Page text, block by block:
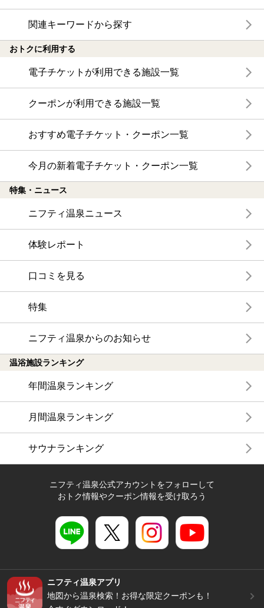
関連キーワードから探す
おトクに利用する
電子チケットが利用できる施設一覧
クーポンが利用できる施設一覧
おすすめ電子チケット・クーポン一覧
今月の新着電子チケット・クーポン一覧
特集・ニュース
ニフティ温泉ニュース
体験レポート
口コミを見る
特集
ニフティ温泉からのお知らせ
温浴施設ランキング
年間温泉ランキング
月間温泉ランキング
サウナランキング
ニフティ温泉公式アカウントをフォローして
おトク情報やクーポン情報を受け取ろう
ニフティ温泉アプリ
地図から温泉検索！お得な限定クーポンも！